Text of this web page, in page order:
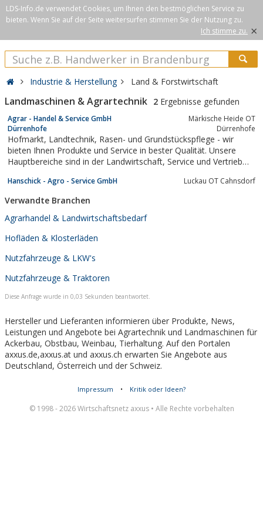
LDS-Info.de verwendet Cookies, um Ihnen den bestmöglichen Service zu
bieten. Wenn Sie auf der Seite weitersurfen stimmen Sie der Nutzung zu.
Ich stimme zu. ×
Industrie & Herstellung Land & Forstwirtschaft
Landmaschinen & Agrartechnik 2 Ergebnisse gefunden
Agrar - Handel & Service GmbH
Dürrenhofe
Märkische Heide OT
Dürrenhofe
Hofmarkt, Landtechnik, Rasen- und Grundstückspflege - wir
bieten Ihnen Produkte und Service in bester Qualität. Unsere
Hauptbereiche sind in der Landwirtschaft, Service und Vertrieb
Hanschick - Agro - Service GmbH Luckau OT Cahnsdorf
Verwandte Branchen
Agrarhandel & Landwirtschaftsbedarf
Hofläden & Klosterläden
Nutzfahrzeuge & LKW's
Nutzfahrzeuge & Traktoren
Diese Anfrage wurde in 0,03 Sekunden beantwortet.
Hersteller und Lieferanten informieren über Produkte, News,
Leistungen und Angebote bei Agrartechnik und Landmaschinen für
Ackerbau, Obstbau, Weinbau, Tierhaltung. Auf den Portalen
axxus.de,axxus.at und axxus.ch erwarten Sie Angebote aus
Deutschland, Österreich und der Schweiz.
Impressum • Kritik oder Ideen?
© 1998 - 2026 Wirtschaftsnetz axxus • Alle Rechte vorbehalten